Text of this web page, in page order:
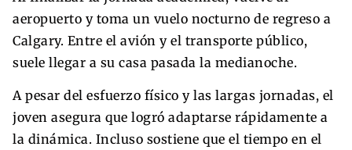
aeropuerto y toma un vuelo nocturno de regreso a
Calgary. Entre el avión y el transporte público,
suele llegar a su casa pasada la medianoche.
A pesar del esfuerzo físico y las largas jornadas, el
joven asegura que logró adaptarse rápidamente a
la dinámica. Incluso sostiene que el tiempo en el